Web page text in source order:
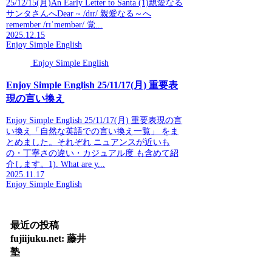
25/12/15(月)An Early Letter to Santa (1)親愛なる
サンタさんへDear ~ /dɪr/ 親愛なる～へ
remember /rɪˈmembər/ 覚...
2025.12.15
Enjoy Simple English
Enjoy Simple English
Enjoy Simple English 25/11/17(月) 重要表
現の言い換え
Enjoy Simple English 25/11/17(月) 重要表現の言
い換え「自然な英語での言い換え一覧」 をま
とめました。それぞれ ニュアンスが近いも
の・丁寧さの違い・カジュアル度 も含めて紹
介します。1). What are y...
2025.11.17
Enjoy Simple English
最近の投稿
fujiijuku.net: 藤井
塾